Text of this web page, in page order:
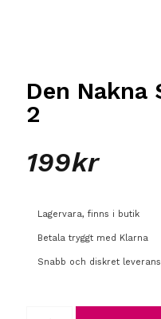
Den Nakna
2
199kr
Lagervara, finns i butik
Betala tryggt med Klarna
Snabb och diskret leverans